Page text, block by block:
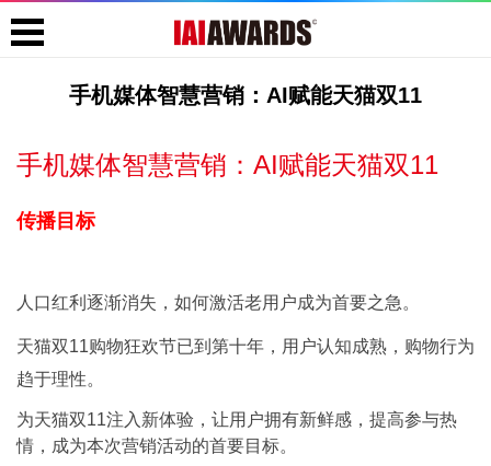
手机媒体智慧营销：AI赋能天猫双11
手机媒体智慧营销：AI赋能天猫双11
传播目标
人口红利逐渐消失，如何激活老用户成为首要之急。
天猫双11购物狂欢节已到第十年，用户认知成熟，购物行为
趋于理性。
为天猫双11注入新体验，让用户拥有新鲜感，提高参与热
情，成为本次营销活动的首要目标。